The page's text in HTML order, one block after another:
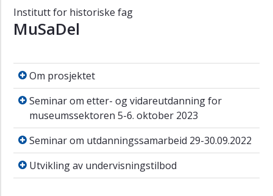
the
Nordic
Global
Europe
Research
Group
Democratize
uægde
lodning
Institutt for historiske fag
MuSaDel
Om prosjektet
Om prosjektet
Seminar om etter- og vidareutdanning for
Seminar om etter- og vidareutdanning for
museumssektoren 5-6. oktober 2023
Seminar om utdanningssamarbeid 29-
Seminar om utdanningssamarbeid 29-30.09.2022
Utvikling av undervisningstilbod
Utvikling av undervisningstilbod